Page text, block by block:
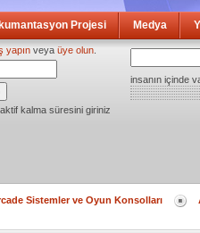
Projesi Medya
yapın veya üye olun
aktif kalma süresini giriniz
insanın içinde
Sistemler ve Oyun Konsolları